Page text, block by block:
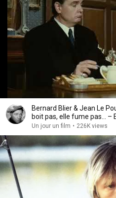
Bernard Blier & Jean Le
boit pas, elle fume pas… –
Un jour un film • 226K views